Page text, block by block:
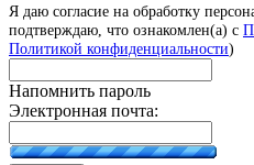
Я даю согласие на обработку
подтверждаю, что ознакомлен(а) с
Политикой конфиденциальности)
Напомнить пароль
Электронная почта: